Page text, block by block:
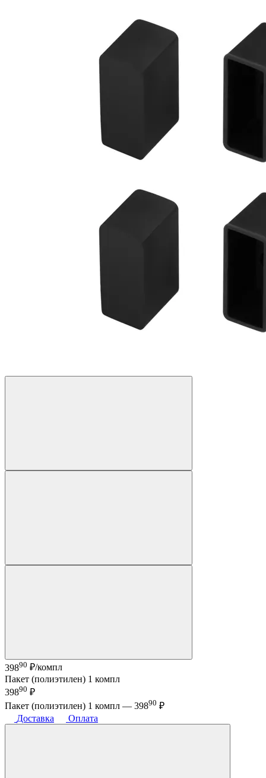
39890 ₽/компл
Пакет (полиэтилен) 1 компл
39890 ₽
Пакет (полиэтилен) 1 компл — 39890 ₽
Доставка
Оплата